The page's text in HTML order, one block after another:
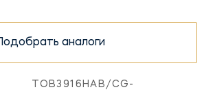
Подобрать аналоги
TOB3916HAB/CG-